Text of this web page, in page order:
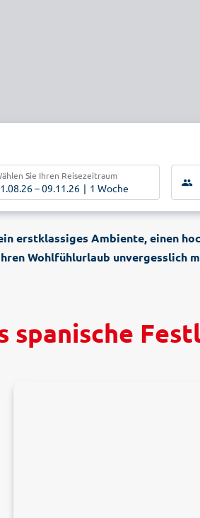
Sie Ihren Reisezeitraum
–09.11.26 1 Woche
erstklassiges Ambiente, einen
Wohlfühlurlaub unvergesslich
spanische